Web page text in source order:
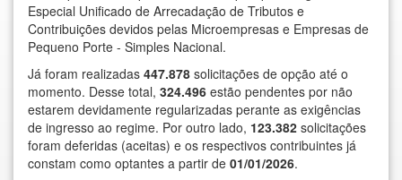
Especial Unificado de Arrecadação de Tributos e
Contribuições devidos pelas Microempresas e Empresas de
Pequeno Porte - Simples Nacional.
Já foram realizadas 447.878 solicitações de opção até o
momento. Desse total, 324.496 estão pendentes por não
estarem devidamente regularizadas perante as exigências
de ingresso ao regime. Por outro lado, 123.382 solicitações
foram deferidas (aceitas) e os respectivos contribuintes já
constam como optantes a partir de 01/01/2026.